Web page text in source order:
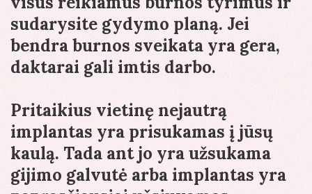
sudarysite gydymo planą. Jei
bendra burnos sveikata yra gera,
daktarai gali imtis darbo.
Pritaikius vietinę nejautrą
implantas yra prisukamas į jūsų
kaulą. Tada ant jo yra užsukama
gijimo galvutė arba implantas yra